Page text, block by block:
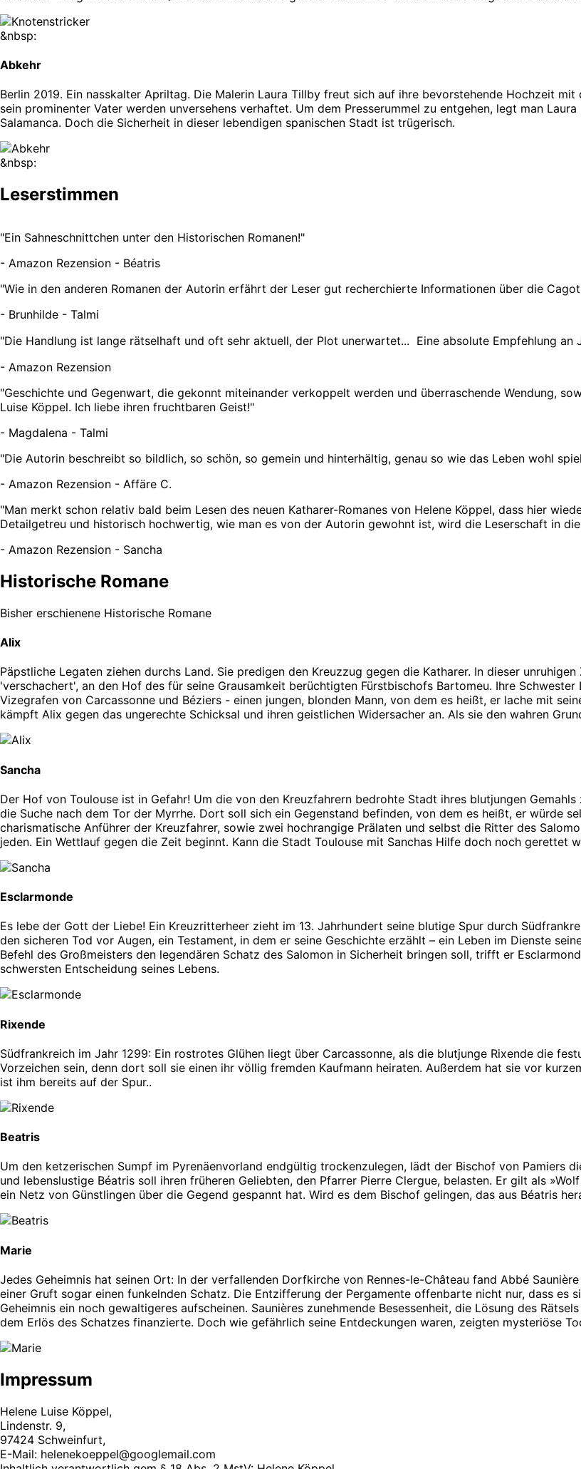
&nbsp:
Abkehr
Berlin 2019. Ein nasskalter Apriltag. Die Malerin Laura Tillby freut sich auf ihre bevorstehende Hochzeit
sein prominenter Vater werden unversehens verhaftet. Um dem Presserummel zu entgehen, legt man
Salamanca. Doch die Sicherheit in dieser lebendigen spanischen Stadt ist trügerisch.
&nbsp:
Leserstimmen
"Ein Sahneschnittchen unter den Historischen Romanen!"
- Amazon Rezension - Béatris
"Wie in den anderen Romanen der Autorin erfährt der Leser gut recherchierte Informationen über die
- Brunhilde - Talmi
"Die Handlung ist lange rätselhaft und oft sehr aktuell, der Plot unerwartet... Eine absolute Empfehlung an
- Amazon Rezension
"Geschichte und Gegenwart, die gekonnt miteinander verkoppelt werden und überraschende Wendung,
Luise Köppel. Ich liebe ihren fruchtbaren Geist!"
- Magdalena - Talmi
"Die Autorin beschreibt so bildlich, so schön, so gemein und hinterhältig, genau so wie das Leben wohl
- Amazon Rezension - Affäre C.
"Man merkt schon relativ bald beim Lesen des neuen Katharer-Romanes von Helene Köppel, dass hier
Detailgetreu und historisch hochwertig, wie man es von der Autorin gewohnt ist, wird die Leserschaft in
- Amazon Rezension - Sancha
Historische Romane
Bisher erschienene Historische Romane
Alix
Päpstliche Legaten ziehen durchs Land. Sie predigen den Kreuzzug gegen die Katharer. In dieser
'verschachert', an den Hof des für seine Grausamkeit berüchtigten Fürstbischofs Bartomeu. Ihre
Vizegrafen von Carcassonne und Béziers - einen jungen, blonden Mann, von dem es heißt, er lache mit
kämpft Alix gegen das ungerechte Schicksal und ihren geistlichen Widersacher an. Als sie den wahren
Sancha
Der Hof von Toulouse ist in Gefahr! Um die von den Kreuzfahrern bedrohte Stadt ihres blutjungen
die Suche nach dem Tor der Myrrhe. Dort soll sich ein Gegenstand befinden, von dem es heißt, er würde
charismatische Anführer der Kreuzfahrer, sowie zwei hochrangige Prälaten und selbst die Ritter des
jeden. Ein Wettlauf gegen die Zeit beginnt. Kann die Stadt Toulouse mit Sanchas Hilfe doch noch gerettet
Esclarmonde
Es lebe der Gott der Liebe! Ein Kreuzritterheer zieht im 13. Jahrhundert seine blutige Spur durch
den sicheren Tod vor Augen, ein Testament, in dem er seine Geschichte erzählt – ein Leben im Dienste
Befehl des Großmeisters den legendären Schatz des Salomon in Sicherheit bringen soll, trifft er
schwersten Entscheidung seines Lebens.
Rixende
Südfrankreich im Jahr 1299: Ein rostrotes Glühen liegt über Carcassonne, als die blutjunge Rixende die
Vorzeichen sein, denn dort soll sie einen ihr völlig fremden Kaufmann heiraten. Außerdem hat sie vor
ist ihm bereits auf der Spur..
Beatris
Um den ketzerischen Sumpf im Pyrenäenvorland endgültig trockenzulegen, lädt der Bischof von Pamiers
und lebenslustige Béatris soll ihren früheren Geliebten, den Pfarrer Pierre Clergue, belasten. Er gilt als
ein Netz von Günstlingen über die Gegend gespannt hat. Wird es dem Bischof gelingen, das aus Béatris
Marie
Jedes Geheimnis hat seinen Ort: In der verfallenden Dorfkirche von Rennes-le-Château fand Abbé
einer Gruft sogar einen funkelnden Schatz. Die Entzifferung der Pergamente offenbarte nicht nur, dass es
Geheimnis ein noch gewaltigeres aufscheinen. Saunières zunehmende Besessenheit, die Lösung des
dem Erlös des Schatzes finanzierte. Doch wie gefährlich seine Entdeckungen waren, zeigten mysteriöse
Impressum
Helene Luise Köppel,
Lindenstr. 9,
97424 Schweinfurt,
E-Mail: helenekoeppel@googlemail.com